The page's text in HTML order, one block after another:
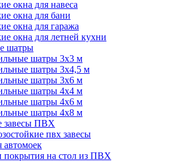
окна для навеса
окна для бани
окна для гаража
окна для летней кухни
шатры
шатры 3х3 м
шатры 3х4,5 м
шатры 3х6 м
шатры 4х4 м
шатры 4х6 м
шатры 4х8 м
завесы ПВХ
пвх завесы
покрытия на стол из ПВХ